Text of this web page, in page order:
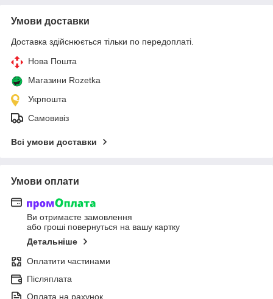
Умови доставки
Доставка здійснюється тільки по передоплаті.
Нова Пошта
Магазини Rozetka
Укрпошта
Самовивіз
Всі умови доставки
Умови оплати
Ви отримаєте замовлення
або гроші повернуться на вашу картку
Детальніше
Оплатити частинами
Післяплата
Оплата на рахунок